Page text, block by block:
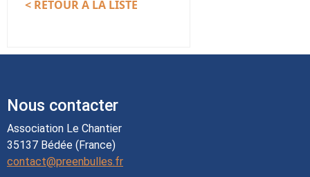
< RETOUR A LA LISTE
Nous contacter
Association Le Chantier
35137 Bédée (France)
contact@preenbulles.fr